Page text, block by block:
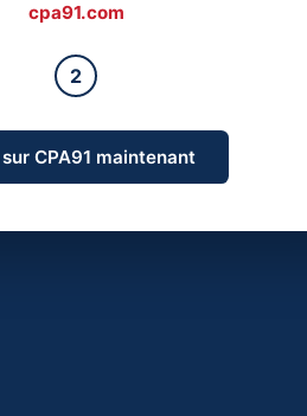
cpa91.com
2
CPA91 maintenant